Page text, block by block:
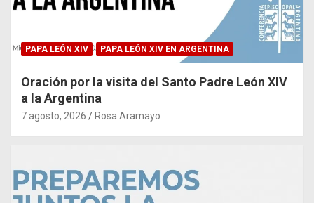
PAPA LEÓN XIV PAPA LEÓN XIV EN ARGENTINA
Oración por la visita del Santo Padre León XIV
a la Argentina
7 agosto, 2026 Rosa Aramayo